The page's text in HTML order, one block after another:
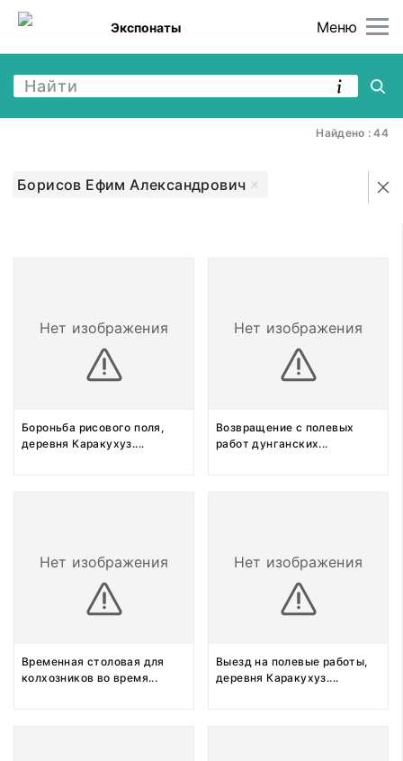
Меню
Экспонаты
Найдено : 44
Борисов Ефим Александрович
Нет изображения
Бороньба рисового поля,
деревня Каракухуз....
Нет изображения
Возвращение с полевых
работ дунганских...
Нет изображения
Временная столовая для
колхозников во время...
Нет изображения
Выезд на полевые работы,
деревня Каракухуз....